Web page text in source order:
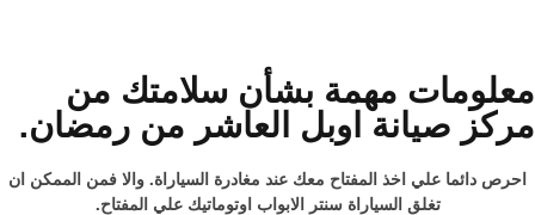
معلومات مهمة بشأن سلامتك من
مركز صيانة اوبل العاشر من رمضان.
احرص دائما علي اخذ المفتاح معك عند مغادرة السياراة. والا فمن الممكن ان
تغلق السياراة سنتر الابواب اوتوماتيك علي المفتاح.